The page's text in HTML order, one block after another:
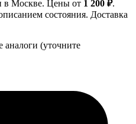
в Москве. Цены от 1 200 ₽.
состояния. Доставка
(уточните